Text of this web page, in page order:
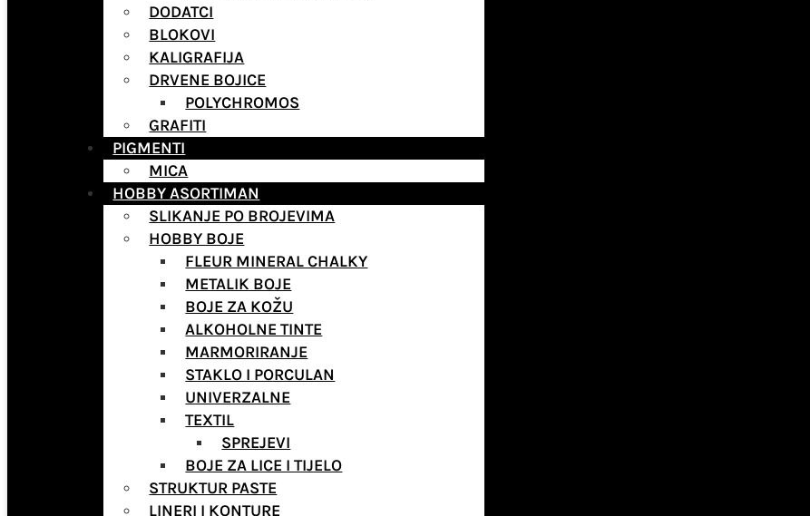
DODATCI
BLOKOVI
KALIGRAFIJA
DRVENE BOJICE
POLYCHROMOS
GRAFITI
PIGMENTI
MICA
HOBBY ASORTIMAN
SLIKANJE PO BROJEVIMA
HOBBY BOJE
FLEUR MINERAL CHALKY
METALIK BOJE
BOJE ZA KOŽU
ALKOHOLNE TINTE
MARMORIRANJE
STAKLO I PORCULAN
UNIVERZALNE
TEXTIL
SPREJEVI
BOJE ZA LICE I TIJELO
STRUKTUR PASTE
LINERI I KONTURE